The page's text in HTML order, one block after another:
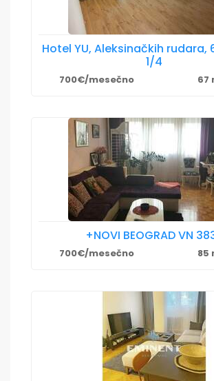
Hotel YU, Aleksinačkih rudara,
1/4
700€/mesečno 67
+NOVI BEOGRAD VN
700€/mesečno 85